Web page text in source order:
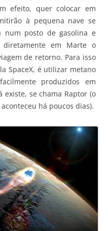
efeito, quer colocar em
à pequena nave se
num posto de gasolina e
em Marte o
de retorno. Para isso
SpaceX, é utilizar metano
produzidos em
se chama Raptor (o
há poucos dias).